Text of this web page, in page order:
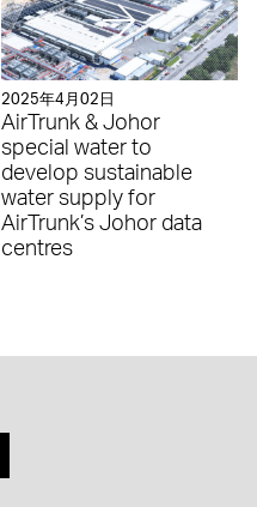
2025年4月02日
AirTrunk & Johor
special water to
develop sustainable
water supply for
AirTrunk’s Johor data
centres